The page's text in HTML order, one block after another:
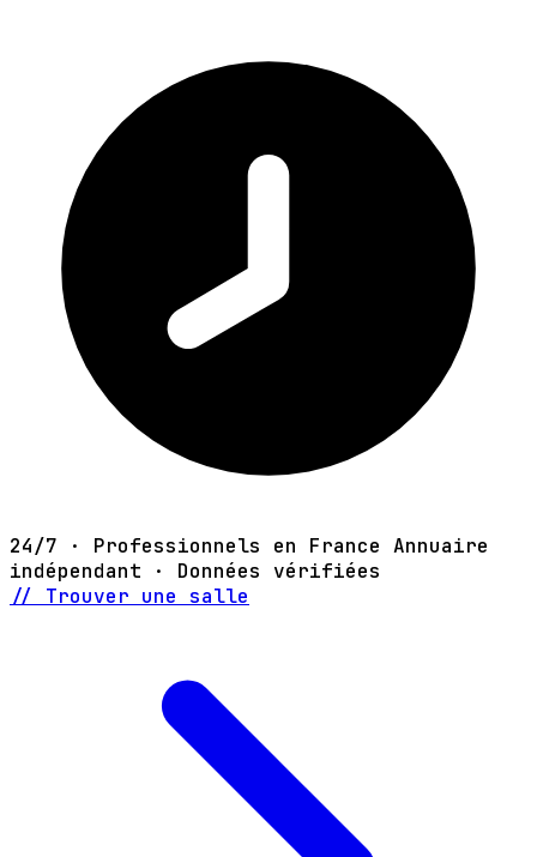
24/7 · Professionnels en France Annuaire
indépendant · Données vérifiées
// Trouver une salle